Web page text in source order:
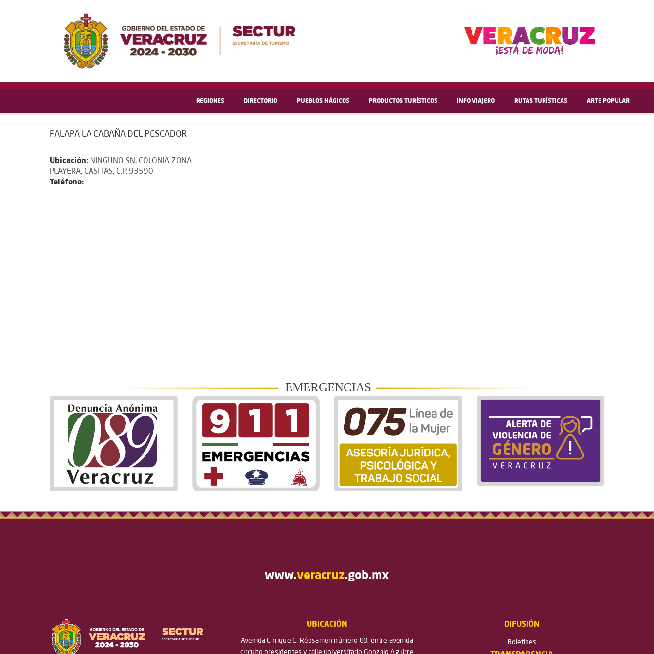
REGIONES DIRECTORIO PUEBLOS MÁGICOS PRODUCTOS TURÍSTICOS INFO VIAJERO RUTAS TURÍSTICAS ARTE POPULAR
PALAPA LA CABAÑA DEL PESCADOR
Ubicación: NINGUNO SN, COLONIA ZONA
PLAYERA, CASITAS, C.P. 93590
Teléfono:
EMERGENCIAS
www.veracruz.gob.mx
UBICACIÓN
Avenida Enrique C. Rébsamen número 80, entre avenida
circuito presidentes y calle universitario Gonzalo Aguirre
DIFUSIÓN
Boletines